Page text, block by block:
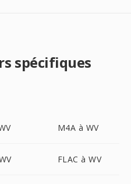
spécifiques
M4A à WV
FLAC à WV